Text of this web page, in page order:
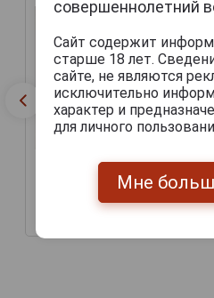
Rocky Patel Platinum
Torpedo
совершеннолетний
Сайт содержит
старше 18 лет.
сайте, не являются
исключительно
характер и
для личного
Мне